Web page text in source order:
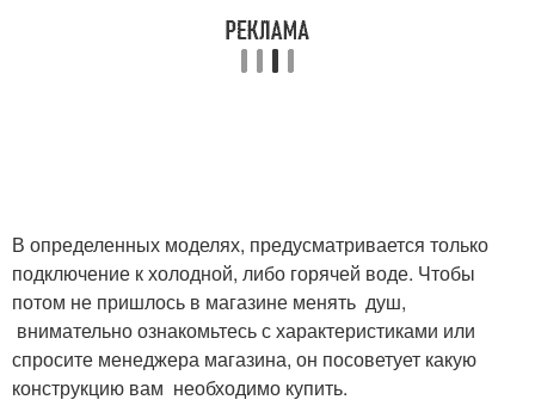
В определенных моделях, предусматривается только
подключение к холодной, либо горячей воде. Чтобы
потом не пришлось в магазине менять душ,
внимательно ознакомьтесь с характеристиками или
спросите менеджера магазина, он посоветует какую
конструкцию вам необходимо купить.